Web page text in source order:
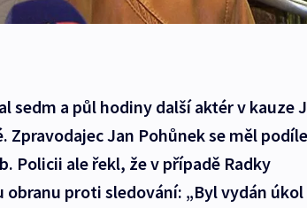
sedm a půl hodiny další aktér v kauze
Zpravodajec Jan Pohůnek se měl
Policii ale řekl, že v případě Radky
obranu proti sledování: „Byl vydán